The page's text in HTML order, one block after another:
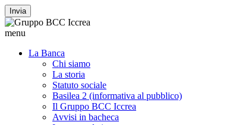
Invia
menu
La Banca
Chi siamo
La storia
Statuto sociale
Basilea 2 (informativa al pubblico)
Il Gruppo BCC Iccrea
Avvisi in bacheca